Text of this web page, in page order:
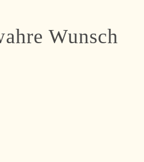
Wunsch